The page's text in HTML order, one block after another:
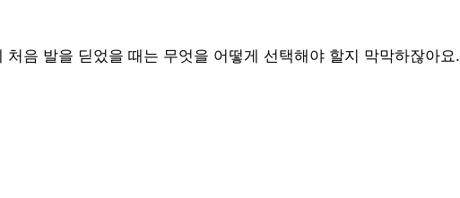
처음 발을 딛었을 때는 무엇을 어떻게 선택해야 할지 막막하잖아요.